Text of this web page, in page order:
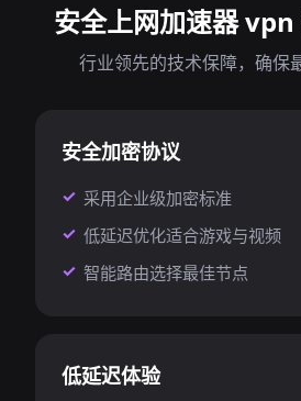
安全上网加速器
行业领先的技术保障，确保
安全加密协议
采用企业级加密标准
低延迟优化适合游戏与视频
智能路由选择最佳节点
低延迟体验